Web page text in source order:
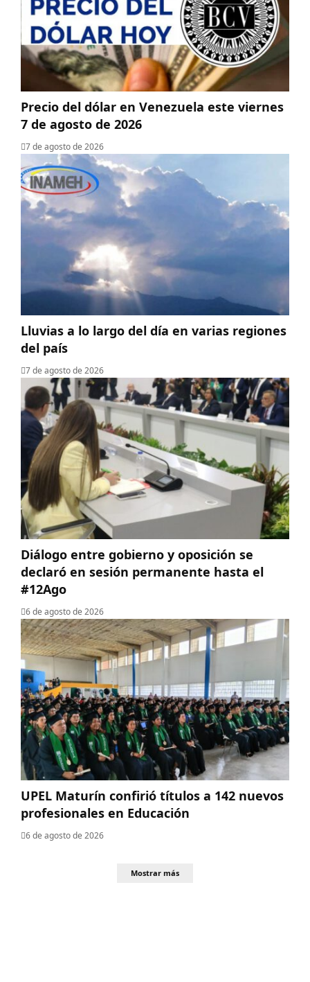
Precio del dólar en Venezuela este viernes
7 de agosto de 2026
7 de agosto de 2026
Lluvias a lo largo del día en varias regiones
del país
7 de agosto de 2026
Diálogo entre gobierno y oposición se
declaró en sesión permanente hasta el
#12Ago
6 de agosto de 2026
UPEL Maturín confirió títulos a 142 nuevos
profesionales en Educación
6 de agosto de 2026
Mostrar más